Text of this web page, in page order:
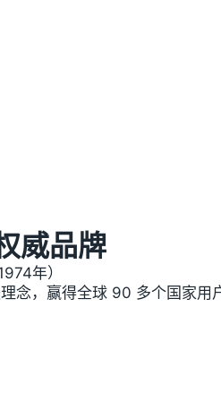
威品牌
年）
念，赢得全球 90 多个国家用